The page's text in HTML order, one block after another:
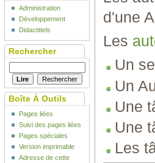
d'une
Les
Un
Un
Une
Une
Les
Administration
Développement
Didactitiels
Rechercher
Boîte À Outils
Pages liées
Suivi des pages liées
Pages spéciales
Version imprimable
Adresse de cette